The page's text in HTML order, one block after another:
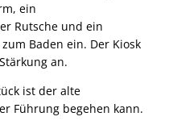
ein
Rutsche und ein
Baden ein. Der Kiosk
an.
ist der alte
Führung begehen kann.